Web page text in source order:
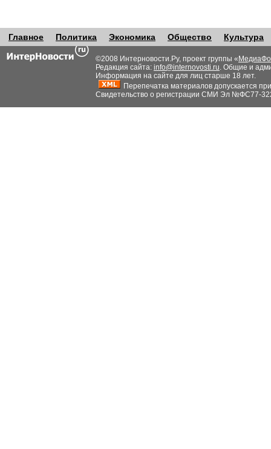
Главное Политика Экономика Общество Культура
©2008 Интерновости.Ру, проект группы «
Редакция сайта: info@internovosti.ru. Общие и
Информация на сайте для лиц старше 18 лет.
Перепечатка материалов допускается
Свидетельство о регистрации СМИ Эл №ФС77-